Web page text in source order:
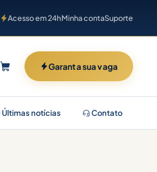
Acesso em 24hMinha contaSuporte
Garanta sua vaga
Últimas notícias Contato